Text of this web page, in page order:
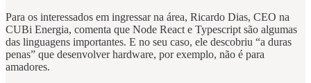
Para os interessados em ingressar na área, Ricardo Dias, CEO na
CUBi Energia, comenta que Node React e Typescript são algumas
das linguagens importantes. E no seu caso, ele descobriu “a duras
penas” que desenvolver hardware, por exemplo, não é para
amadores.